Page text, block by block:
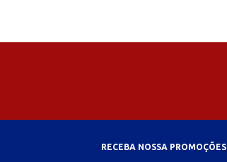
RECEBA NOSSA PROMOÇÕES